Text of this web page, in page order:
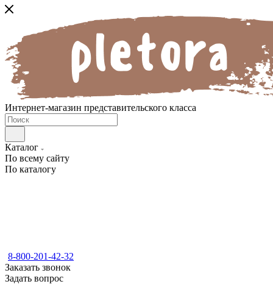
Интернет-магазин представительского класса
Каталог
По всему сайту
По каталогу
8-800-201-42-32
Заказать звонок
Задать вопрос